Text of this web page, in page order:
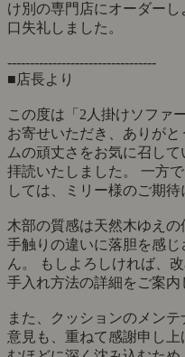
け別の専門店にオーダー
口失礼しました。
---------------------------------
■店長より
この度は「2人掛けソファ
お寄せいただき、ありが
ムの頑丈さをお気に召し
拝読いたしました。 一方
しては、ミリー様のご期待
木部の質感は天然木ゆえ
手触りの違いに落胆を感
ん。 もしよろしければ、
手入れ方法の詳細をご案内
また、クッションのメン
意見も、重ねて感謝申し